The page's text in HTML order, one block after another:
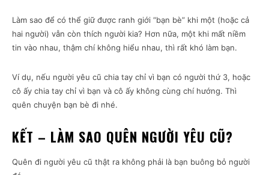
Làm sao để có thể giữ được ranh giới “bạn bè” khi một (hoặc cả
hai người) vẫn còn thích người kia? Hơn nữa, một khi mất niềm
tin vào nhau, thậm chí không hiểu nhau, thì rất khó làm bạn.
Ví dụ, nếu người yêu cũ chia tay chỉ vì bạn có người thứ 3, hoặc
cô ấy chia tay chỉ vì bạn và cô ấy không cùng chí hướng. Thì
quên chuyện bạn bè đi nhé.
KẾT – LÀM SAO QUÊN NGƯỜI YÊU CŨ?
Quên đi người yêu cũ thật ra không phải là bạn buông bỏ người